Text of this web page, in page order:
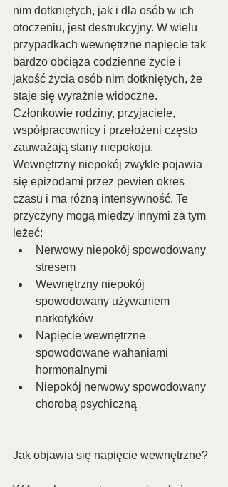
nim dotkniętych, jak i dla osób w ich
otoczeniu, jest destrukcyjny. W wielu
przypadkach wewnętrzne napięcie tak
bardzo obciąża codzienne życie i
jakość życia osób nim dotkniętych, że
staje się wyraźnie widoczne.
Członkowie rodziny, przyjaciele,
współpracownicy i przełożeni często
zauważają stany niepokoju.
Wewnętrzny niepokój zwykle pojawia
się epizodami przez pewien okres
czasu i ma różną intensywność. Te
przyczyny mogą między innymi za tym
leżeć:
Nerwowy niepokój spowodowany
stresem
Wewnętrzny niepokój
spowodowany używaniem
narkotyków
Napięcie wewnętrzne
spowodowane wahaniami
hormonalnymi
Niepokój nerwowy spowodowany
chorobą psychiczną
Jak objawia się napięcie wewnętrzne?